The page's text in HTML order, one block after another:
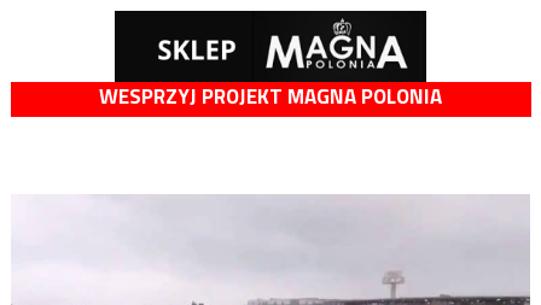
WESPRZYJ PROJEKT MAGNA POLONIA